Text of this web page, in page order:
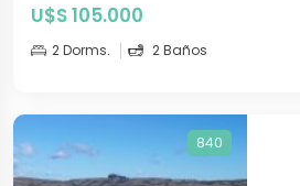
U$S 105.000
2 Dorms. 2 Baños
840